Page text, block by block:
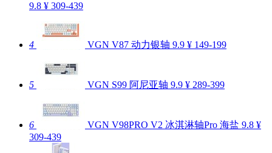
9.8 ¥ 309-439
4 VGN V87 动力银轴 9.9 ¥ 149-199
5 VGN S99 阿尼亚轴 9.9 ¥ 289-399
6 VGN V98PRO V2 冰淇淋轴Pro 海盐 9.8 ¥
309-439